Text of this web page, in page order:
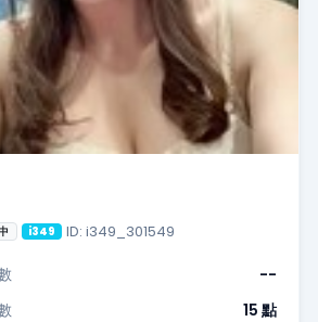
i349 ID: i349_301549
--
15 點